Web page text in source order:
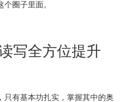
个圈子里面。
写全方位提升
只有基本功扎实，掌握其中的奥